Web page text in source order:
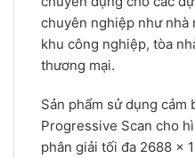
chuyên nghiệp như nhà
khu công nghiệp, tòa
thương mại.
Sản phẩm sử dụng cảm
Progressive Scan cho
phân giải tối đa 2688 ×